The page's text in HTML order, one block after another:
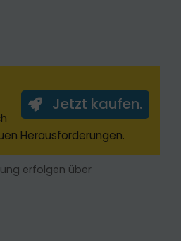
Jetzt kaufen.
Herausforderungen.
erfolgen über